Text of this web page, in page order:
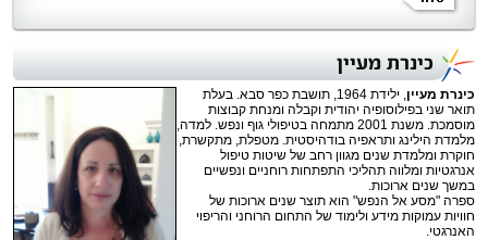
כינרת מעיין
כינרת מעיין
, ילידת 1964, תושבת כפר סבא. בעלת
תואר שני בפילוסופיה יהודית וקבלה ומנחת קבוצות
מוסמכת. משנת 2001 מתמחה בטיפולי גוף ונפש. למדה,
מלמדת הילינג ותראפיה בודהיסטית. מטפלת, מתקשרת,
חוקרת ומלמדת שנים מגוון רחב של שיטות טיפול
אנרגטיות ומלווה תהליכי התפתחות רוחניים ונפשיים
במשך שנים ארוכות.
ספרה "מסע אל הנפש" הוא תוצר שנים ארוכות של
חוויות עמוקות מידע ולימוד של התחום הרוחני והריפוי
האנרגטי.